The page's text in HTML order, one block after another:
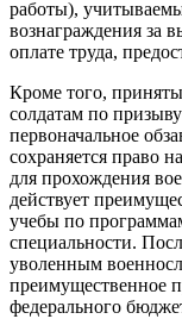
работы),
вознаграждения за
оплате труда,
Кроме того,
солдатам по
первоначальное
сохраняется право
для прохождения
действует
учебы по
специальности.
уволенным
преимущественное
федерального